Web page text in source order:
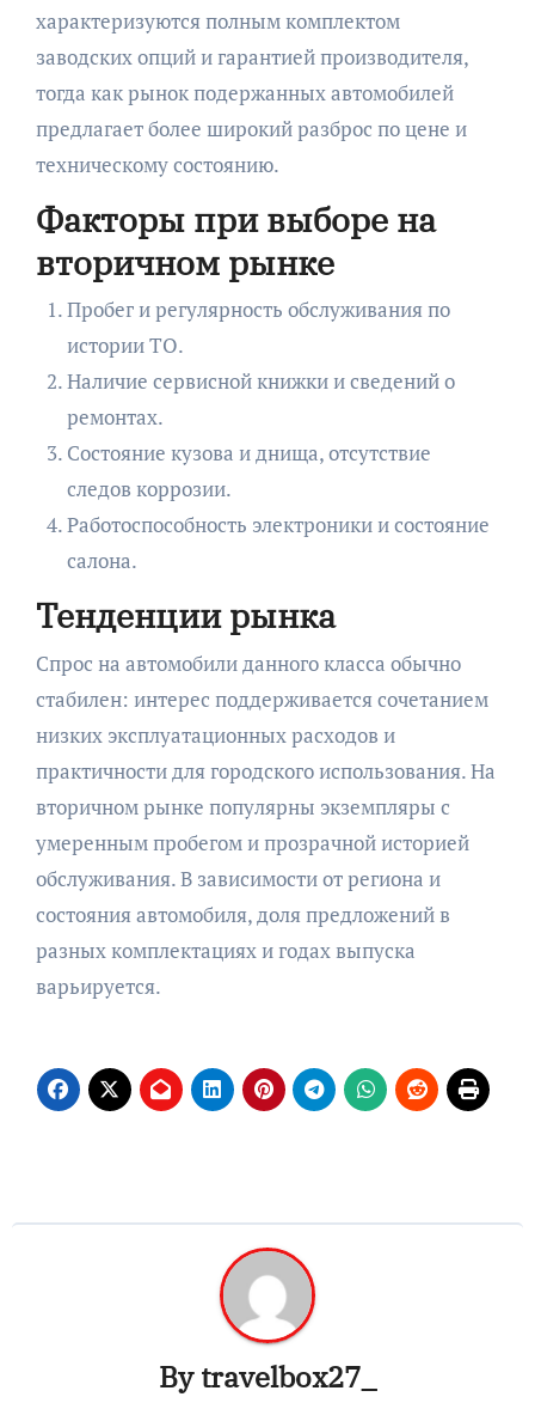
характеризуются полным комплектом
заводских опций и гарантией производителя,
тогда как рынок подержанных автомобилей
предлагает более широкий разброс по цене и
техническому состоянию.
Факторы при выборе на
вторичном рынке
Пробег и регулярность обслуживания по
истории ТО.
Наличие сервисной книжки и сведений о
ремонтах.
Состояние кузова и днища, отсутствие
следов коррозии.
Работоспособность электроники и состояние
салона.
Тенденции рынка
Спрос на автомобили данного класса обычно
стабилен: интерес поддерживается сочетанием
низких эксплуатационных расходов и
практичности для городского использования. На
вторичном рынке популярны экземпляры с
умеренным пробегом и прозрачной историей
обслуживания. В зависимости от региона и
состояния автомобиля, доля предложений в
разных комплектациях и годах выпуска
варьируется.
Bytravelbox27_